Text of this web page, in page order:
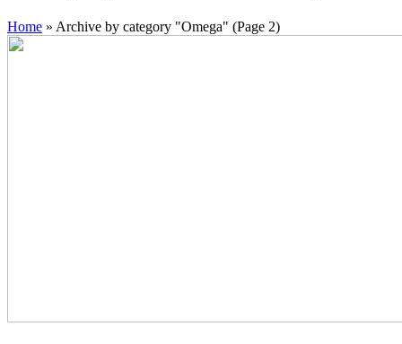
Home » Archive by category "Omega" (Page 2)